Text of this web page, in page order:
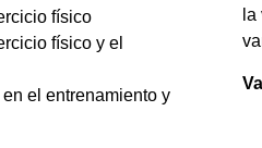
físico
físico y el
el entrenamiento y